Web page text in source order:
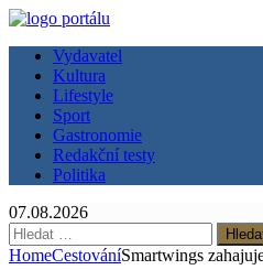
Vydavatel
Kultura
Lifestyle
Sport
Gastronomie
Redakční testy
Politika
07.08.2026
Vyhledávání
HomeCestováníSmartwings